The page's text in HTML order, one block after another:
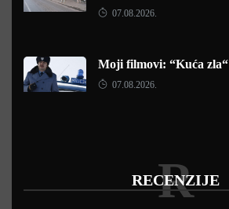
07.08.2026.
Moji filmovi: “Kuća zla“
07.08.2026.
RECENZIJE
R